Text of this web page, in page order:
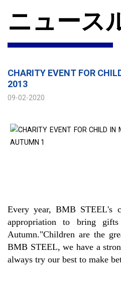
ニュース
CHARITY EVENT FOR
2013
09-02-2020
Every year, BMB STEEL's
appropriation to bring
Autumn."Children are the
BMB STEEL, we have a
always try our best to make